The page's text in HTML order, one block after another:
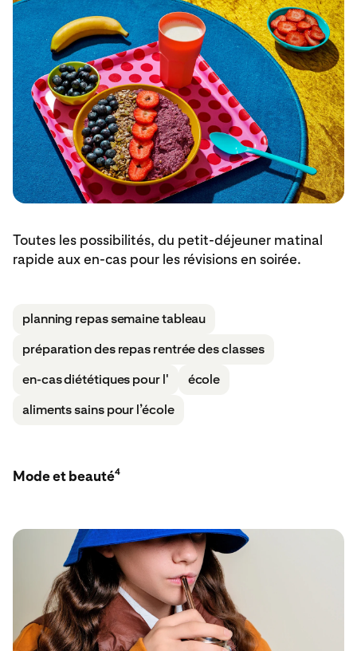
Toutes les possibilités, du petit-déjeuner matinal
rapide aux en-cas pour les révisions en soirée.
planning repas semaine tableau
préparation des repas rentrée des classes
en-cas diététiques pour l'
école
aliments sains pour l’école
Mode et beauté4